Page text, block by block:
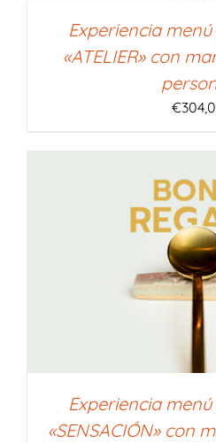
Experiencia
«ATELIER» con
€
Experiencia
«SENSACIÓN» con